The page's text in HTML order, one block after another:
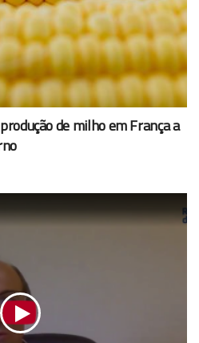
de milho em França a